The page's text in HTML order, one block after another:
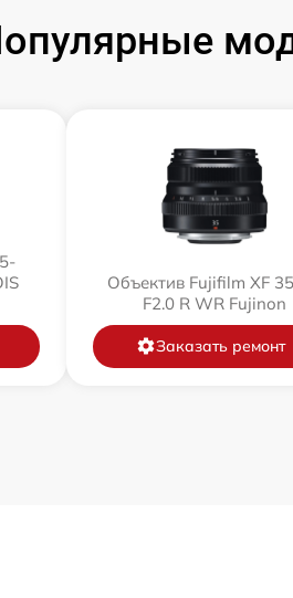
Объектив Fujifilm XF
F2.0 R WR Fujinon
Заказать ремонт